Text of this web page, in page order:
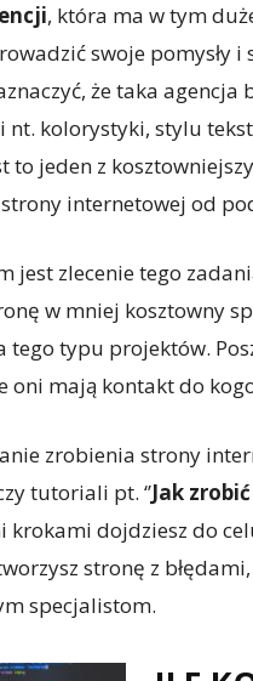
, która ma w tym
swoje pomysły i
że taka agencja
nt. kolorystyki, stylu
to jeden z
internetowej od
jest zlecenie tego
w mniej kosztowny
tego typu projektów.
oni mają kontakt do
zrobienia strony
tutoriali pt. ‘’Jak
krokami dojdziesz do
stronę z
specjalistom.